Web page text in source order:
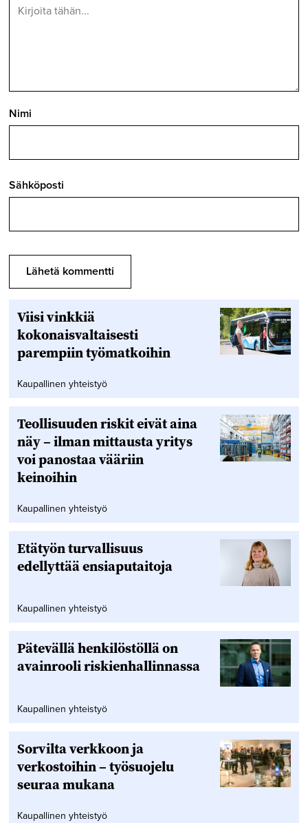
Nimi
Sähköposti
Viisi vinkkiä
kokonaisvaltaisesti
parempiin työmatkoihin
Kaupallinen yhteistyö
Teollisuuden riskit eivät aina
näy – ilman mittausta yritys
voi panostaa vääriin
keinoihin
Kaupallinen yhteistyö
Etätyön turvallisuus
edellyttää ensiaputaitoja
Kaupallinen yhteistyö
Pätevällä henkilöstöllä on
avainrooli riskienhallinnassa
Kaupallinen yhteistyö
Sorvilta verkkoon ja
verkostoihin – työsuojelu
seuraa mukana
Kaupallinen yhteistyö